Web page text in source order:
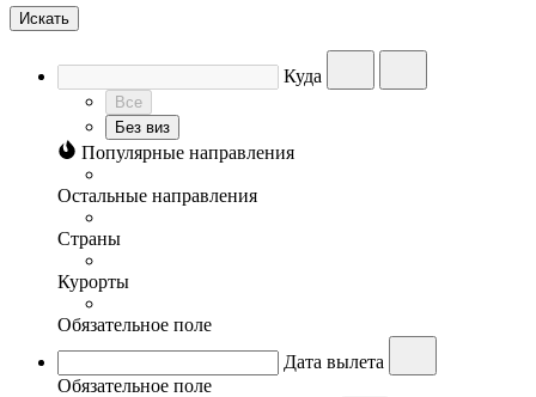
Искать
Куда
Все
Без виз
Популярные направления
Остальные направления
Страны
Курорты
Обязательное поле
Дата вылета
Обязательное поле